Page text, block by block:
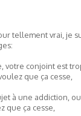
tellement vrai, je
votre conjoint est
que ça cesse,
à une addiction,
que ça cesse,